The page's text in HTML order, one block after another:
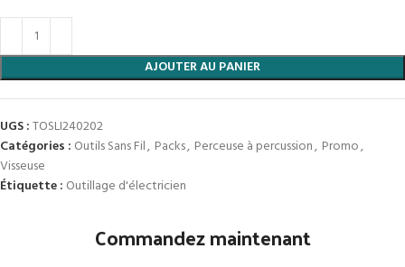
AJOUTER AU PANIER
UGS :TOSLI240202
Catégories : Outils Sans Fil, Packs, Perceuse à percussion, Promo,
Visseuse
Étiquette : Outillage d'électricien
Commandez maintenant